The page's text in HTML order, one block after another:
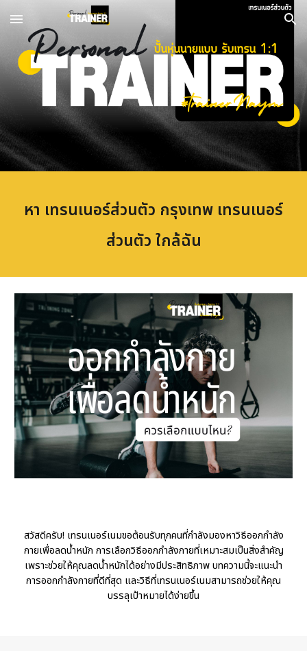
Skip to main content Skip to navigation
หา เทรนเนอร์ส่วนตัว กรุงเทพ เทรนเนอร์
ส่วนตัว ใกล้ฉัน
สวัสดีครับ! เทรนเนอร์เนมขอต้อนรับทุกคนที่กำลังมองหาวิธีออกกำลัง
กายเพื่อลดน้ำหนัก การเลือกวิธีออกกำลังกายที่เหมาะสมเป็นสิ่งสำคัญ
เพราะช่วยให้คุณลดน้ำหนักได้อย่างมีประสิทธิภาพ บทความนี้จะแนะนำ
การออกกำลังกายที่ดีที่สุด และวิธีที่เทรนเนอร์เนมสามารถช่วยให้คุณ
บรรลุเป้าหมายได้ง่ายขึ้น